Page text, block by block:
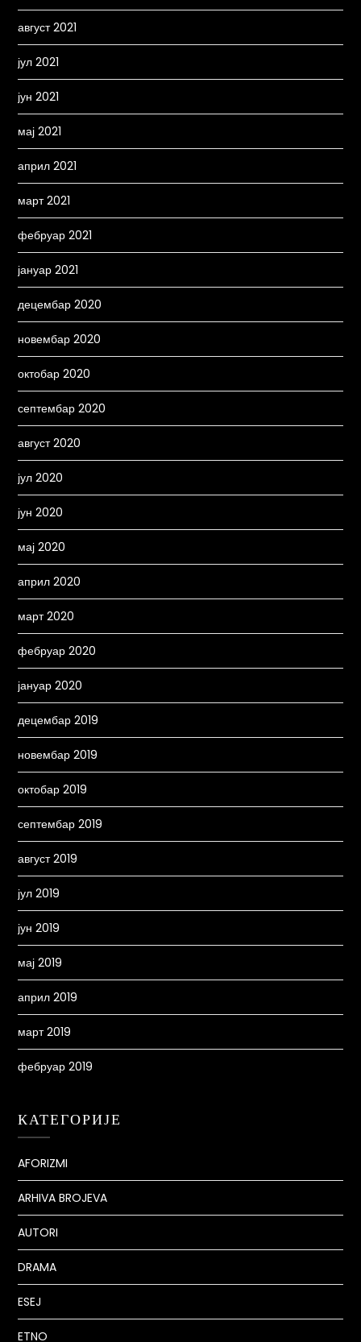
август 2021
јул 2021
јун 2021
мај 2021
април 2021
март 2021
фебруар 2021
јануар 2021
децембар 2020
новембар 2020
октобар 2020
септембар 2020
август 2020
јул 2020
јун 2020
мај 2020
април 2020
март 2020
фебруар 2020
јануар 2020
децембар 2019
новембар 2019
октобар 2019
септембар 2019
август 2019
јул 2019
јун 2019
мај 2019
април 2019
март 2019
фебруар 2019
КАТЕГОРИЈЕ
AFORIZMI
ARHIVA BROJEVA
AUTORI
DRAMA
ESEJ
ETNO